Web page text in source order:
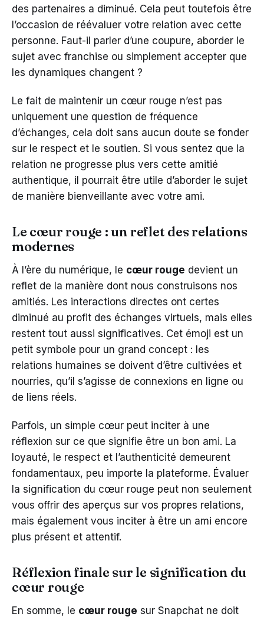
des partenaires a diminué. Cela peut toutefois être
l’occasion de réévaluer votre relation avec cette
personne. Faut-il parler d’une coupure, aborder le
sujet avec franchise ou simplement accepter que
les dynamiques changent ?
Le fait de maintenir un cœur rouge n’est pas
uniquement une question de fréquence
d’échanges, cela doit sans aucun doute se fonder
sur le respect et le soutien. Si vous sentez que la
relation ne progresse plus vers cette amitié
authentique, il pourrait être utile d’aborder le sujet
de manière bienveillante avec votre ami.
Le cœur rouge : un reflet des relations
modernes
À l’ère du numérique, le cœur rouge devient un
reflet de la manière dont nous construisons nos
amitiés. Les interactions directes ont certes
diminué au profit des échanges virtuels, mais elles
restent tout aussi significatives. Cet émoji est un
petit symbole pour un grand concept : les
relations humaines se doivent d’être cultivées et
nourries, qu’il s’agisse de connexions en ligne ou
de liens réels.
Parfois, un simple cœur peut inciter à une
réflexion sur ce que signifie être un bon ami. La
loyauté, le respect et l’authenticité demeurent
fondamentaux, peu importe la plateforme. Évaluer
la signification du cœur rouge peut non seulement
vous offrir des aperçus sur vos propres relations,
mais également vous inciter à être un ami encore
plus présent et attentif.
Réflexion finale sur le signification du
cœur rouge
En somme, le cœur rouge sur Snapchat ne doit